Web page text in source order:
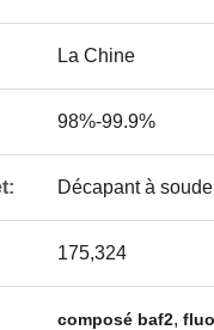
La Chine
98%-99.9%
Décapant à
175,324
composé baf2,